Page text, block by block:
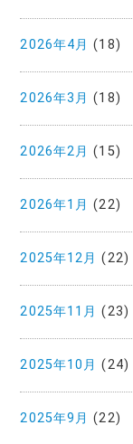
2026年4月 (18)
2026年3月 (18)
2026年2月 (15)
2026年1月 (22)
2025年12月 (22)
2025年11月 (23)
2025年10月 (24)
2025年9月 (22)